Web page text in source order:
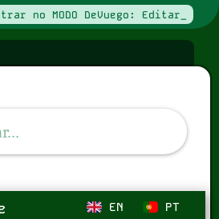
no MODO DeVuego: Editar_
PT
EN